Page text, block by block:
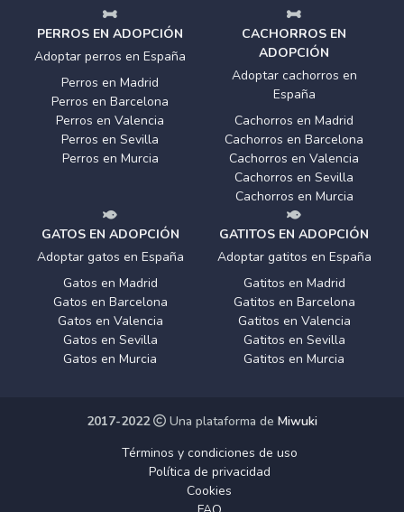
PERROS EN ADOPCIÓN
Adoptar perros en España
Perros en Madrid
Perros en Barcelona
Perros en Valencia
Perros en Sevilla
Perros en Murcia
CACHORROS EN
ADOPCIÓN
Adoptar cachorros en
España
Cachorros en Madrid
Cachorros en Barcelona
Cachorros en Valencia
Cachorros en Sevilla
Cachorros en Murcia
GATOS EN ADOPCIÓN
Adoptar gatos en España
Gatos en Madrid
Gatos en Barcelona
Gatos en Valencia
Gatos en Sevilla
Gatos en Murcia
GATITOS EN ADOPCIÓN
Adoptar gatitos en España
Gatitos en Madrid
Gatitos en Barcelona
Gatitos en Valencia
Gatitos en Sevilla
Gatitos en Murcia
2017-2022 Una plataforma de Miwuki
Términos y condiciones de uso
Política de privacidad
Cookies